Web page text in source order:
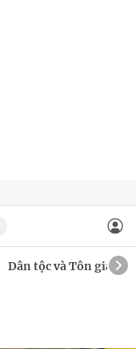
Dân tộc và Tôn giáo